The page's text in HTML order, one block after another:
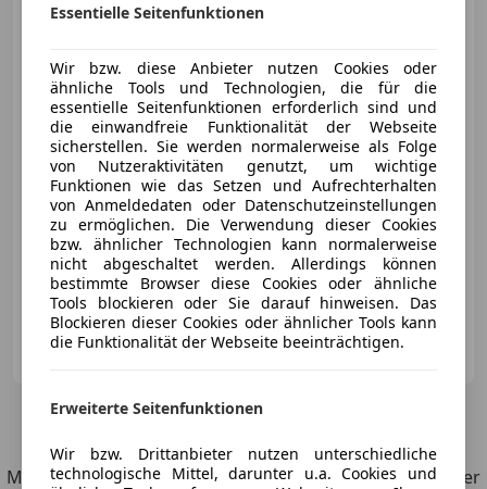
Mercedes-Benz CE 300
€ 21 900
03/1993 153 000 km Benzin 162 kW (220 PS)
ÜZ Automobile e.U.
Möchtest du automatisch über neue Fahrzeuge zu deiner
Essentielle Seitenfunktionen
Wir bzw. diese Anbieter nutzen Cookies oder
ähnliche Tools und Technologien, die für die
essentielle Seitenfunktionen erforderlich sind und
die einwandfreie Funktionalität der Webseite
sicherstellen. Sie werden normalerweise als Folge
von Nutzeraktivitäten genutzt, um wichtige
Funktionen wie das Setzen und Aufrechterhalten
von Anmeldedaten oder Datenschutzeinstellungen
zu ermöglichen. Die Verwendung dieser Cookies
bzw. ähnlicher Technologien kann normalerweise
nicht abgeschaltet werden. Allerdings können
bestimmte Browser diese Cookies oder ähnliche
Tools blockieren oder Sie darauf hinweisen. Das
Blockieren dieser Cookies oder ähnlicher Tools kann
die Funktionalität der Webseite beeinträchtigen.
Erweiterte Seitenfunktionen
Wir bzw. Drittanbieter nutzen unterschiedliche
technologische Mittel, darunter u.a. Cookies und